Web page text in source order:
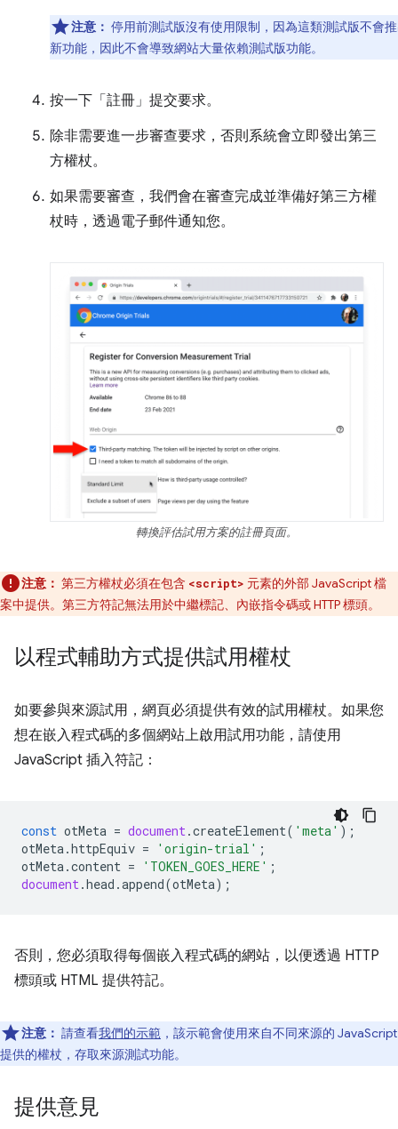
注意： 停用前測試版沒有使用限制，因為這類測試版不會
新功能，因此不會導致網站大量依賴測試版功能。
按一下「註冊」 提交要求。
除非需要進一步審查要求，否則系統會立即發出第三
方權杖。
如果需要審查，我們會在審查完成並準備好第三方權
杖時，透過電子郵件通知您。
轉換評估試用方案的註冊頁面。
注意： 第三方權杖必須在包含 <script> 元素的外部 JavaScript 檔
案中提供。第三方符記無法用於中繼標記、內嵌指令碼或 HTTP 標頭。
以程式輔助方式提供試用權杖
如要參與來源試用，網頁必須提供有效的試用權杖。如果您
想在嵌入程式碼的多個網站上啟用試用功能，請使用
JavaScript 插入符記：
const otMeta = document.createElement( 'meta' );
otMeta.httpEquiv = 'origin-trial' ;
otMeta.content = 'TOKEN_GOES_HERE' ;
document.head .append(otMeta);
否則，您必須取得每個嵌入程式碼的網站，以便透過 HTTP
標頭或 HTML 提供符記。
注意： 請查看我們的示範 ，該示範會使用來自不同來源的 JavaScript
提供的權杖，存取來源測試功能。
提供意見